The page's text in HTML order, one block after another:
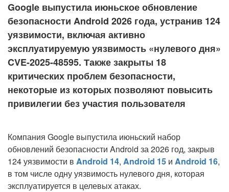
Google выпустила июньское обновление
безопасности Android 2026 года, устранив 124
уязвимости, включая активно
эксплуатируемую уязвимость «нулевого дня»
CVE-2025-48595. Также закрыты 18
критических проблем безопасности,
некоторые из которых позволяют повысить
привилегии без участия пользователя
Компания Google выпустила июньский набор
обновлений безопасности Android за 2026 год, закрыв
124 уязвимости в Android 14, Android 15 и Android 16,
в том числе одну уязвимость нулевого дня, которая
эксплуатируется в целевых атаках.